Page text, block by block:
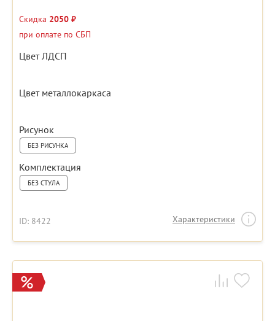
Скидка 2050 ₽
при оплате по СБП
Цвет ЛДСП
Цвет металлокаркаса
Рисунок
БЕЗ РИСУНКА
Комплектация
БЕЗ СТУЛА
ID: 8422 Характеристики